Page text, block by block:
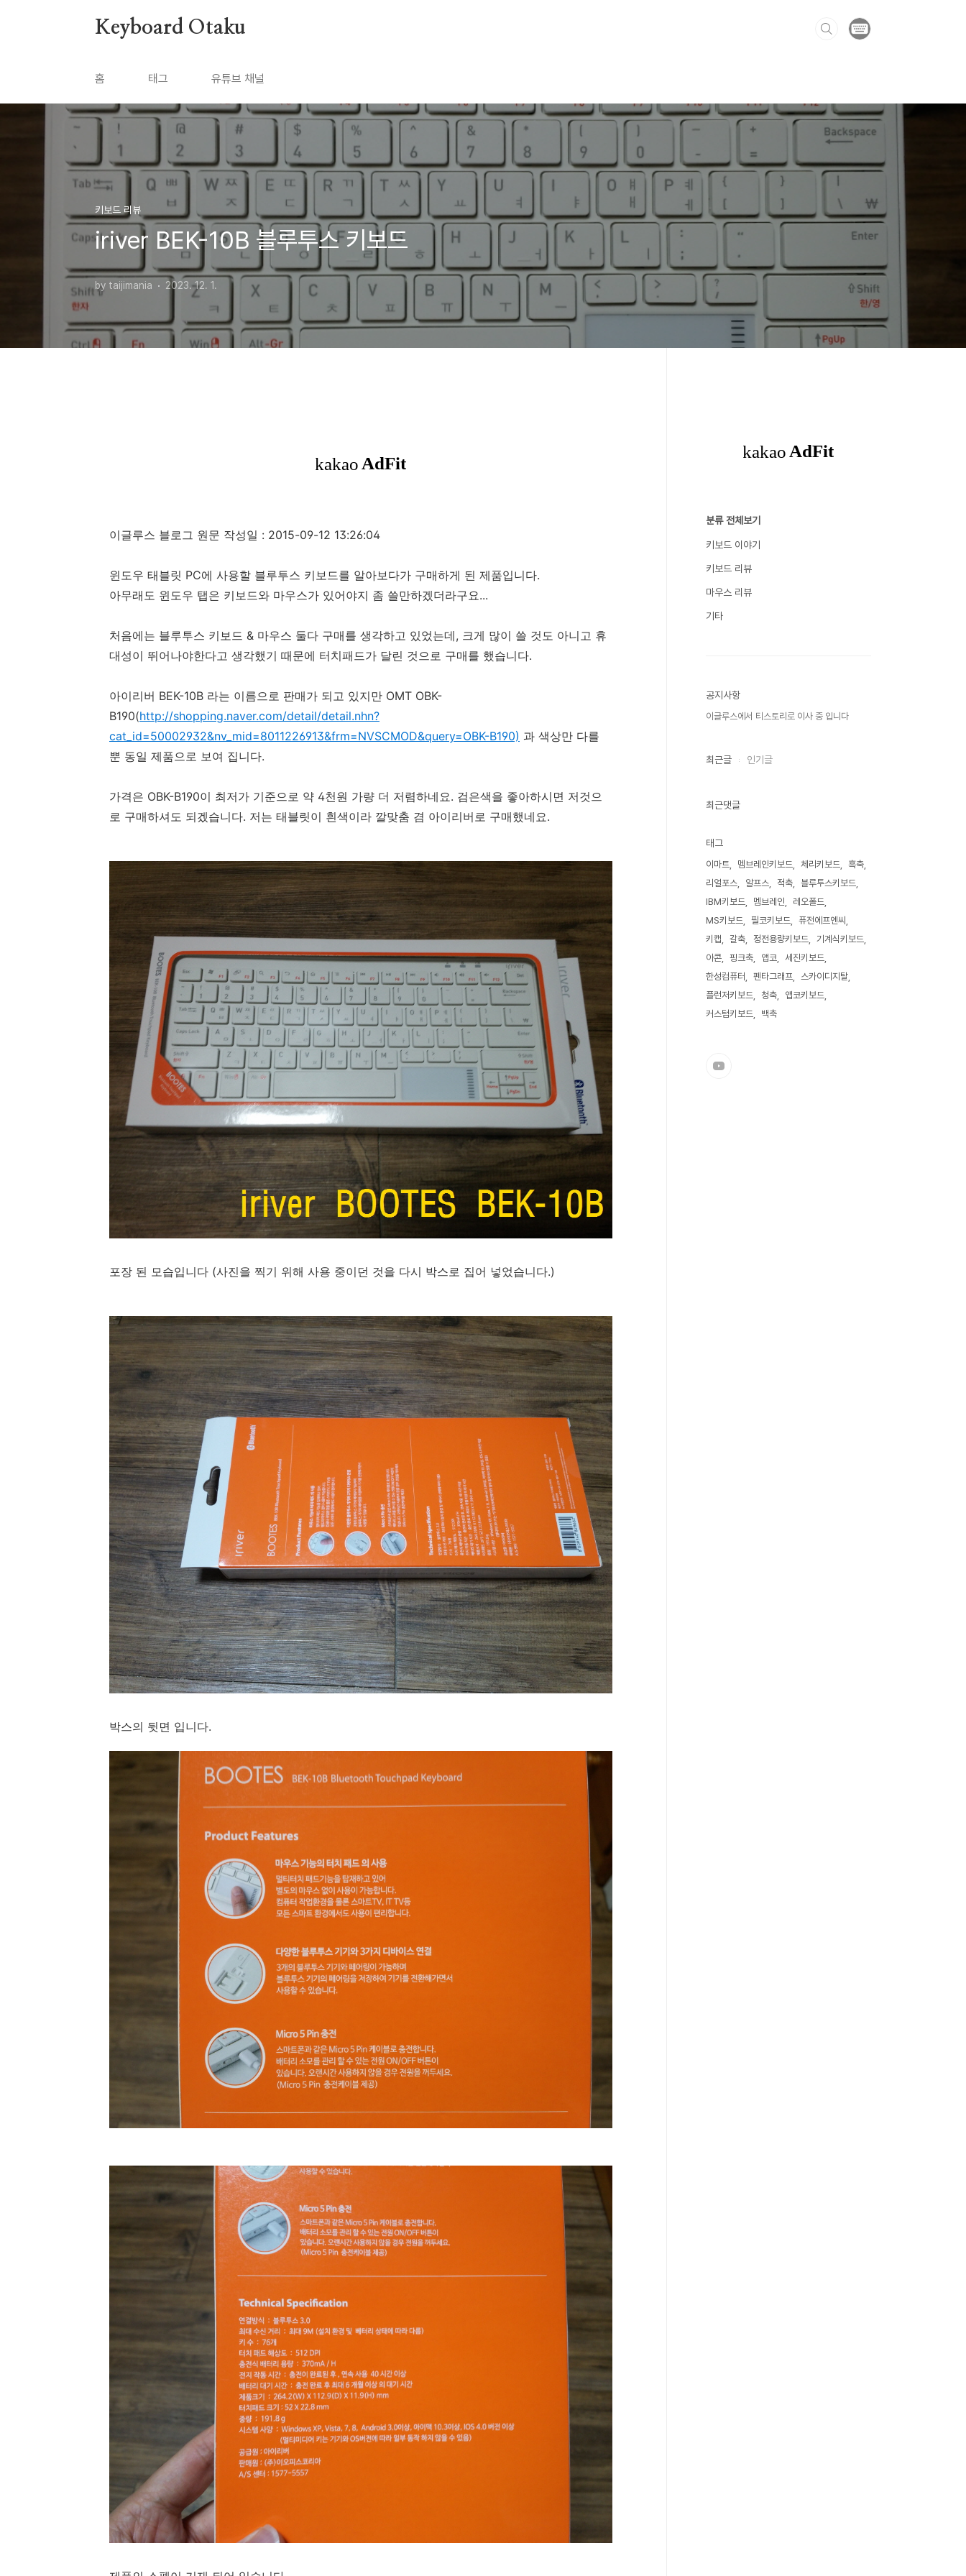
Keyboard Otaku
홈 태그 유튜브 채널
키보드 리뷰
iriver BEK-10B 블루투스 키보드
by taijimania 2023. 12. 1.
이글루스 블로그 원문 작성일 : 2015-09-12 13:26:04
윈도우 태블릿 PC에 사용할 블루투스 키보드를 알아보다가 구매하게 된 제품입니다.
아무래도 윈도우 탭은 키보드와 마우스가 있어야지 좀 쓸만하겠더라구요...
처음에는 블루투스 키보드 & 마우스 둘다 구매를 생각하고 있었는데, 크게 많이 쓸 것도 아니고 휴
대성이 뛰어나야한다고 생각했기 때문에 터치패드가 달린 것으로 구매를 했습니다.
아이리버 BEK-10B 라는 이름으로 판매가 되고 있지만 OMT OBK-
B190(http://shopping.naver.com/detail/detail.nhn?
cat_id=50002932&nv_mid=8011226913&frm=NVSCMOD&query=OBK-B190) 과 색상만 다를
뿐 동일 제품으로 보여 집니다.
가격은 OBK-B190이 최저가 기준으로 약 4천원 가량 더 저렴하네요. 검은색을 좋아하시면 저것으
로 구매하셔도 되겠습니다. 저는 태블릿이 흰색이라 깔맞춤 겸 아이리버로 구매했네요.
포장 된 모습입니다 (사진을 찍기 위해 사용 중이던 것을 다시 박스로 집어 넣었습니다.)
박스의 뒷면 입니다.
분류 전체보기
키보드 이야기
키보드 리뷰
마우스 리뷰
기타
공지사항
이글루스에서 티스토리로 이사 중 입니다
최근글 인기글
최근댓글
태그
이마트 멤브레인키보드 체리키보드
흑축
리얼포스
알프스 적축
블루투스키보드
IBM키보드
멤브레인
레오폴드
MS키보드
필코키보드
퓨전에프엔씨
키캡
갈축 정전용량키보드
기계식키보드
아콘
핑크축 앱코
세진키보드
한성컴퓨터
펜타그래프
스카이디지탈
플런저키보드
청축
앱코키보드
커스텀키보드
백축